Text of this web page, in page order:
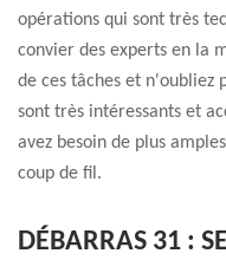
opérations qui sont très
convier des experts en la
de ces tâches et n'oubliez
sont très intéressants et
avez besoin de plus
coup de fil.
DÉBARRAS 31 :